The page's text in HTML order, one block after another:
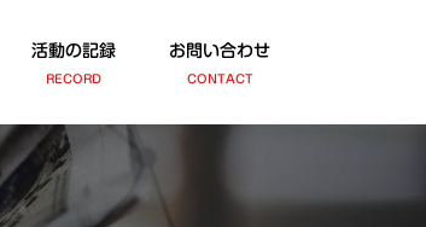
活動の記録
RECORD
お問い合わせ
CONTACT